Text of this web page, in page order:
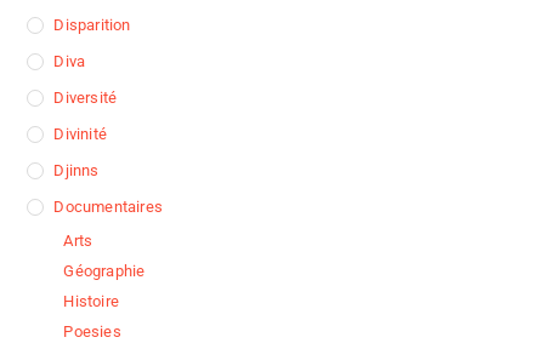
Disparition
Diva
Diversité
Divinité
Djinns
Documentaires
Arts
Géographie
Histoire
Poesies